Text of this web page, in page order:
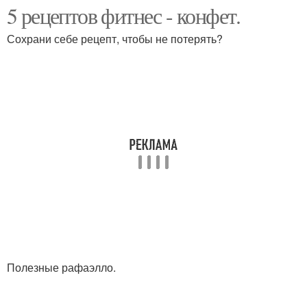
Творожные конфеты Конфеты с орехами
5 рецептов фитнес - конфет.
Сохрани себе рецепт, чтобы не потерять?
Полезные рафаэлло.